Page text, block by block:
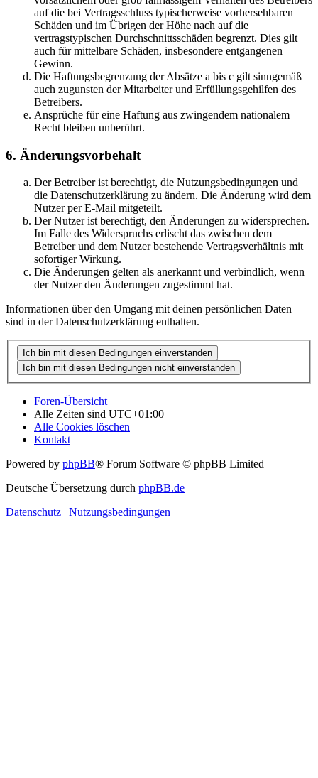
auf die bei Vertragsschluss typischerweise vorhersehbaren
Schäden und im Übrigen der Höhe nach auf die
vertragstypischen Durchschnittsschäden begrenzt. Dies gilt
auch für mittelbare Schäden, insbesondere entgangenen
Gewinn.
Die Haftungsbegrenzung der Absätze a bis c gilt sinngemäß
auch zugunsten der Mitarbeiter und Erfüllungsgehilfen des
Betreibers.
Ansprüche für eine Haftung aus zwingendem nationalem
Recht bleiben unberührt.
6. Änderungsvorbehalt
Der Betreiber ist berechtigt, die Nutzungsbedingungen und
die Datenschutzerklärung zu ändern. Die Änderung wird dem
Nutzer per E-Mail mitgeteilt.
Der Nutzer ist berechtigt, den Änderungen zu widersprechen.
Im Falle des Widerspruchs erlischt das zwischen dem
Betreiber und dem Nutzer bestehende Vertragsverhältnis mit
sofortiger Wirkung.
Die Änderungen gelten als anerkannt und verbindlich, wenn
der Nutzer den Änderungen zugestimmt hat.
Informationen über den Umgang mit deinen persönlichen Daten
sind in der Datenschutzerklärung enthalten.
Foren-Übersicht
Alle Zeiten sind UTC+01:00
Alle Cookies löschen
Kontakt
Powered by phpBB® Forum Software © phpBB Limited
Deutsche Übersetzung durch phpBB.de
Datenschutz | Nutzungsbedingungen